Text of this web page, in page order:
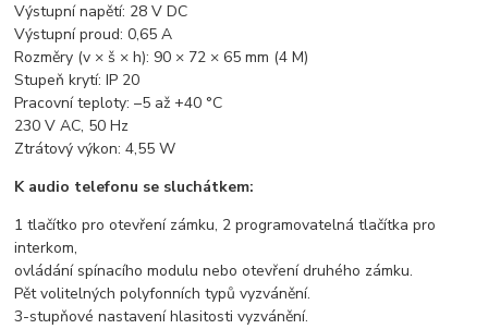
Výstupní napětí: 28 V DC
Výstupní proud: 0,65 A
Rozměry (v × š × h): 90 × 72 × 65 mm (4 M)
Stupeň krytí: IP 20
Pracovní teploty: –5 až +40 °C
230 V AC, 50 Hz
Ztrátový výkon: 4,55 W
K audio telefonu se sluchátkem:
1 tlačítko pro otevření zámku, 2 programovatelná tlačítka pro
interkom,
ovládání spínacího modulu nebo otevření druhého zámku.
Pět volitelných polyfonních typů vyzvánění.
3-stupňové nastavení hlasitosti vyzvánění.